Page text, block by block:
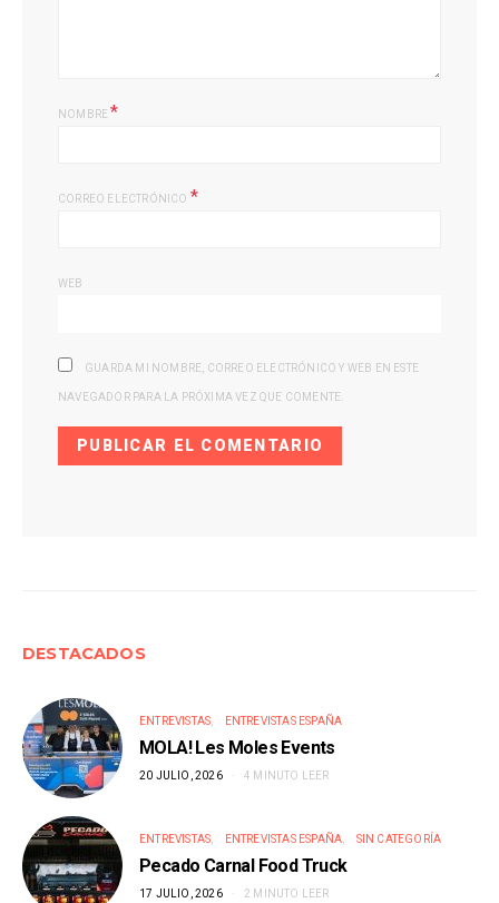
NOMBRE *
CORREO ELECTRÓNICO *
WEB
GUARDA MI NOMBRE, CORREO ELECTRÓNICO Y WEB EN ESTE
NAVEGADOR PARA LA PRÓXIMA VEZ QUE COMENTE.
DESTACADOS
ENTREVISTAS ENTREVISTAS ESPAÑA
MOLA! Les Moles Events
20 JULIO, 2026 4 MINUTO LEER
ENTREVISTAS ENTREVISTAS ESPAÑA SIN CATEGORÍA
Pecado Carnal Food Truck
17 JULIO, 2026 2 MINUTO LEER